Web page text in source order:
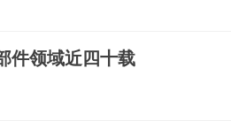
件领域近四十载